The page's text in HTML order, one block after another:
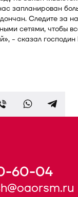
запланирован
Следите за
сетями, чтобы
- сказал
60-04